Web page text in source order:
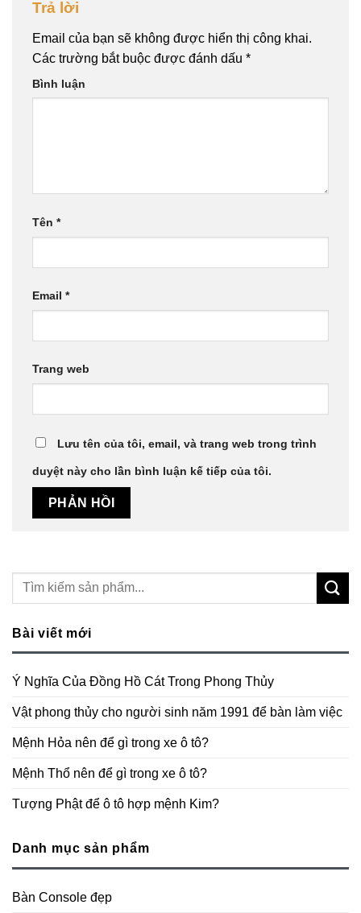
Trả lời
Email của bạn sẽ không được hiển thị công khai.
Các trường bắt buộc được đánh dấu *
Bình luận
Tên *
Email *
Trang web
Lưu tên của tôi, email, và trang web trong trình
duyệt này cho lần bình luận kế tiếp của tôi.
Bài viết mới
Ý Nghĩa Của Đồng Hồ Cát Trong Phong Thủy
Vật phong thủy cho người sinh năm 1991 để bàn làm việc
Mệnh Hỏa nên để gì trong xe ô tô?
Mệnh Thổ nên để gì trong xe ô tô?
Tượng Phật để ô tô hợp mệnh Kim?
Danh mục sản phẩm
Bàn Console đẹp